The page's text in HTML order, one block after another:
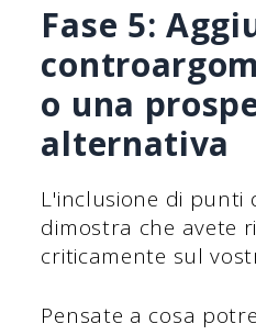
Fase 5:
o una
alternativa
L'inclusione di punti
dimostra che avete
criticamente sul
Pensate a cosa